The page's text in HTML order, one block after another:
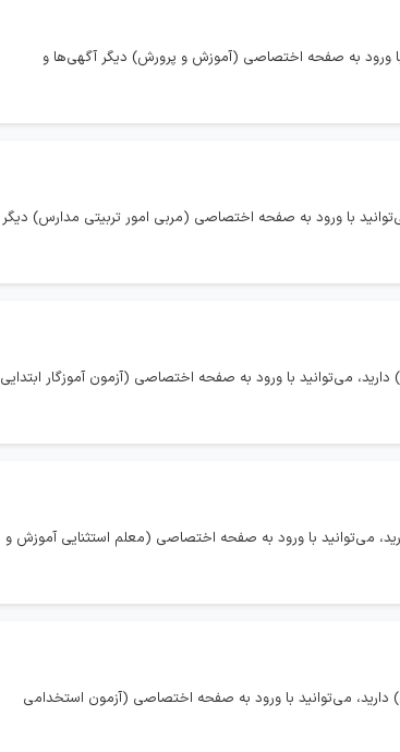
ورود به صفحه اختصاصی (آموزش و پرورش) دیگر آگهی‌ها و
با ورود به صفحه اختصاصی (مربی امور تربیتی مدارس) دیگر
در صورتی که تمایل به مشاهده همه اخبار و اطلاعیه‌های (آزمون آموزگار ابتدایی در سال 1405) دارید، می‌توانید با ورود به صفحه اختصاصی (آزمون آموزگار ابتدایی
می‌توانید با ورود به صفحه اختصاصی (معلم استثنایی آموزش و
می‌توانید با ورود به صفحه اختصاصی (آزمون استخدامی